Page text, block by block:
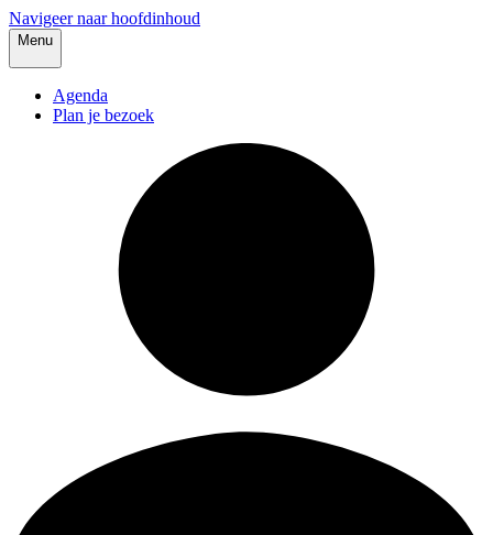
Navigeer naar hoofdinhoud
Menu
Agenda
Plan je bezoek